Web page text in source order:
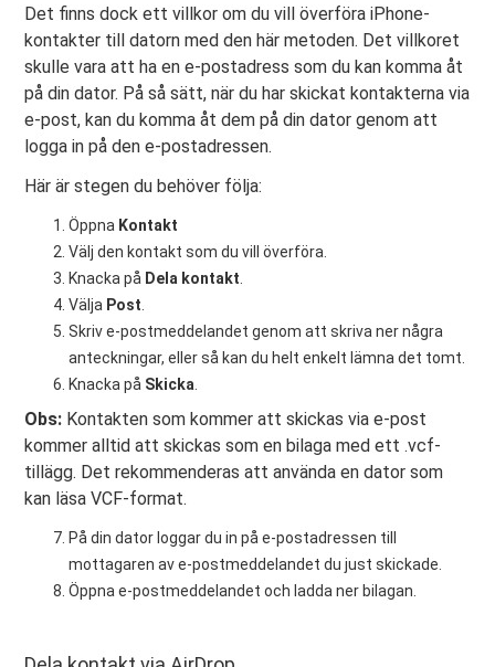
Det finns dock ett villkor om du vill överföra iPhone-
kontakter till datorn med den här metoden. Det villkoret
skulle vara att ha en e-postadress som du kan komma åt
på din dator. På så sätt, när du har skickat kontakterna via
e-post, kan du komma åt dem på din dator genom att
logga in på den e-postadressen.
Här är stegen du behöver följa:
Öppna Kontakt
Välj den kontakt som du vill överföra.
Knacka på Dela kontakt
Välja Post
Skriv e-postmeddelandet genom att skriva ner några
anteckningar, eller så kan du helt enkelt lämna det tomt.
Knacka på Skicka
Obs: Kontakten som kommer att skickas via e-post
kommer alltid att skickas som en bilaga med ett .vcf-
tillägg. Det rekommenderas att använda en dator som
kan läsa VCF-format.
På din dator loggar du in på e-postadressen till
mottagaren av e-postmeddelandet du just skickade.
Öppna e-postmeddelandet och ladda ner bilagan.